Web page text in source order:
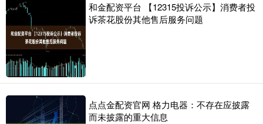
和金配资平台 【12315投诉公示】消费者投
诉茶花股份其他售后服务问题
点点金配资官网 格力电器：不存在应披露
而未披露的重大信息